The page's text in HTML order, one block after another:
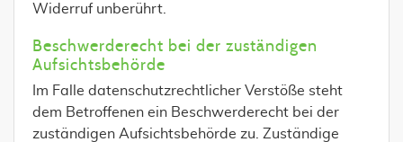
Widerruf unberührt.
Beschwerderecht bei der zuständigen
Aufsichtsbehörde
Im Falle datenschutzrechtlicher Verstöße steht
dem Betroffenen ein Beschwerderecht bei der
zuständigen Aufsichtsbehörde zu. Zuständige